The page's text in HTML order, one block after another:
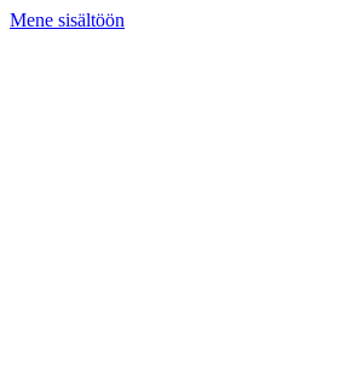
Mene sisältöön